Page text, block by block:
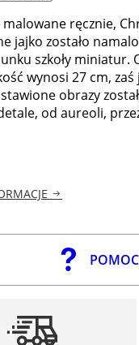
malowane ręcznie,
jajko zostało
szkoły miniatur.
wynosi 27 cm,
obrazy
od aureoli,